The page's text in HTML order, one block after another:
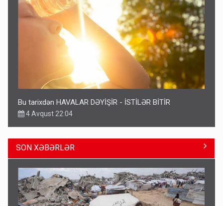
Bu tarixdən HAVALAR DƏYİŞİR - İSTİLƏR BİTİR
4 Avqust 22:04
SON XƏBƏRLƏR